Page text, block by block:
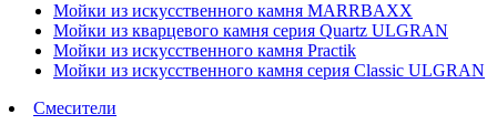
Мойки из искусственного камня MARRBAXX
Мойки из кварцевого камня серия Quartz ULGRAN
Мойки из искусственного камня Practik
Мойки из искусственного камня серия Classic ULGRAN
Смесители